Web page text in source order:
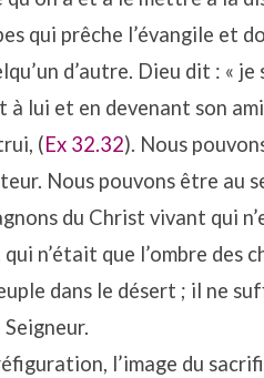
qui prêche l’évangile et
d’autre. Dieu dit : « je
lui et en devenant son
(Ex 32.32). Nous
Nous pouvons être au
du Christ vivant qui
n’était que l’ombre des
dans le désert ; il ne
l’image du